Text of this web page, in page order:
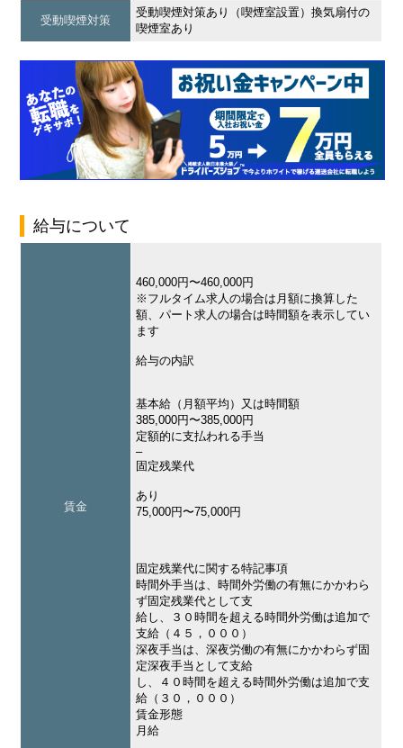
受動喫煙対策
受動喫煙対策あり（喫煙室設置）換気扇付の
喫煙室あり
給与について
賃金
460,000円〜460,000円
※フルタイム求人の場合は月額に換算した
額、パート求人の場合は時間額を表示してい
ます
給与の内訳
基本給（月額平均）又は時間額
385,000円〜385,000円
定額的に支払われる手当
–
固定残業代
あり
75,000円〜75,000円
固定残業代に関する特記事項
時間外手当は、時間外労働の有無にかかわら
ず固定残業代として支
給し、３０時間を超える時間外労働は追加で
支給（４５，０００）
深夜手当は、深夜労働の有無にかかわらず固
定深夜手当として支給
し、４０時間を超える時間外労働は追加で支
給（３０，０００）
賃金形態
月給